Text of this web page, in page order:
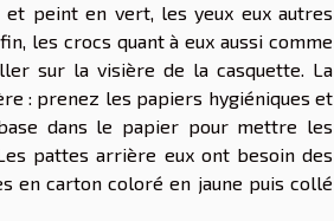
peint en vert, les yeux eux autres
les crocs quant à eux aussi comme
sur la visière de la casquette. La
: prenez les papiers hygiéniques et
dans le papier pour mettre les
pattes arrière eux ont besoin des
en carton coloré en jaune puis collé